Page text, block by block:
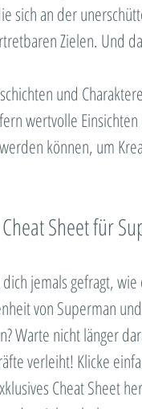
sich an der
Zielen. Und
und
wertvolle
können, um
Sheet für
jemals gefragt,
von Superman
Warte nicht länger
verleiht! Klicke
Cheat Sheet